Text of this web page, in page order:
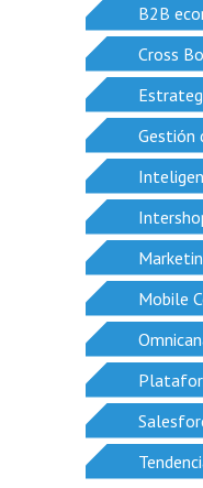
B2B
Cross
Gestión
Mobile